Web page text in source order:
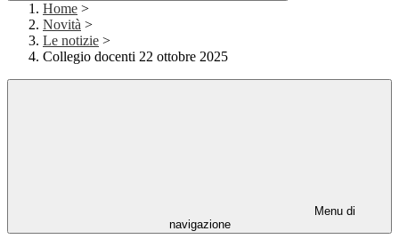
Home >
Novità >
Le notizie >
Collegio docenti 22 ottobre 2025
Menu di
navigazione